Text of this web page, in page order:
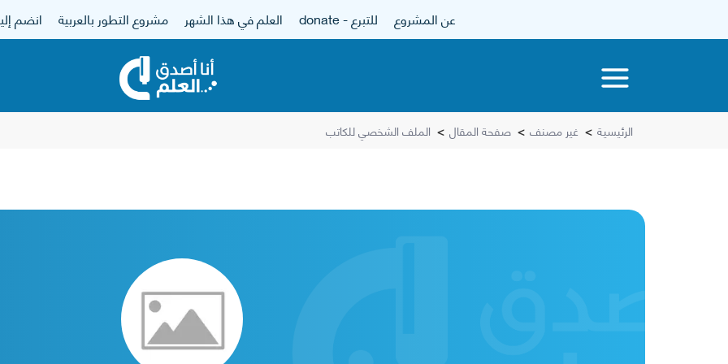
عن المشروع للتبرع - donate العلم في هذا الشهر مشروع التطور بالعربية انضم
الرئيسية > غير مصنف > صفحة المقال > الملف الشخصي للكاتب